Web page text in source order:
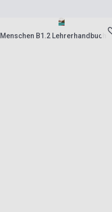
Menschen B1.2 Lehrerhandbuch